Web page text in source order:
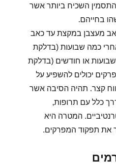
השכיח ביותר אשר
בחייהם.
כאב מעצבן במקצת עד כאב
כמה שבועות (בדלקת
או חודשים (בדלקת
יכולים להשפיע על
קצר. תהיה הסיבה אשר
כלל עם תרופות,
המטרה היא
את תפקוד המפרקים.